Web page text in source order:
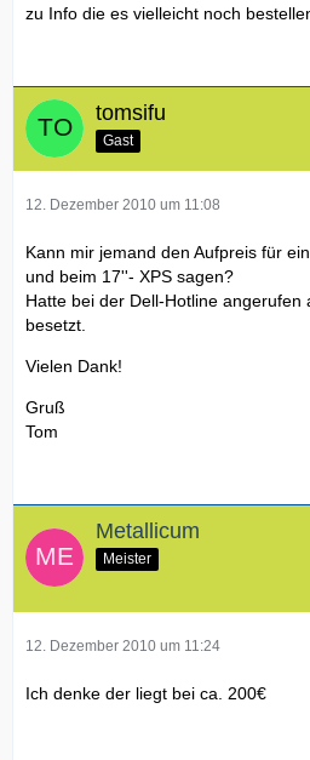
zu Info die es vielleicht noch
tomsifu
Gast
12. Dezember 2010 um 11:08
Kann mir jemand den Aufpreis für
und beim 17''- XPS sagen?
Hatte bei der Dell-Hotline angerufen
besetzt.
Vielen Dank!
Gruß
Tom
Metallicum
Meister
12. Dezember 2010 um 11:24
Ich denke der liegt bei ca. 200€